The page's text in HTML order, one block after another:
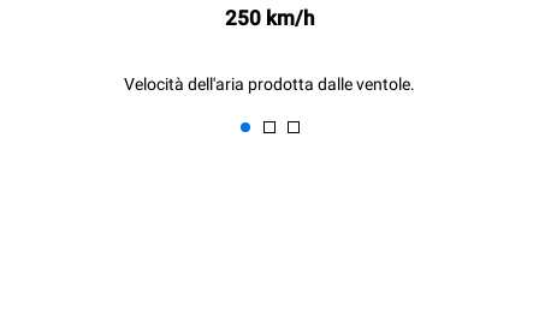
250 km/h
Velocità dell'aria prodotta dalle ventole.